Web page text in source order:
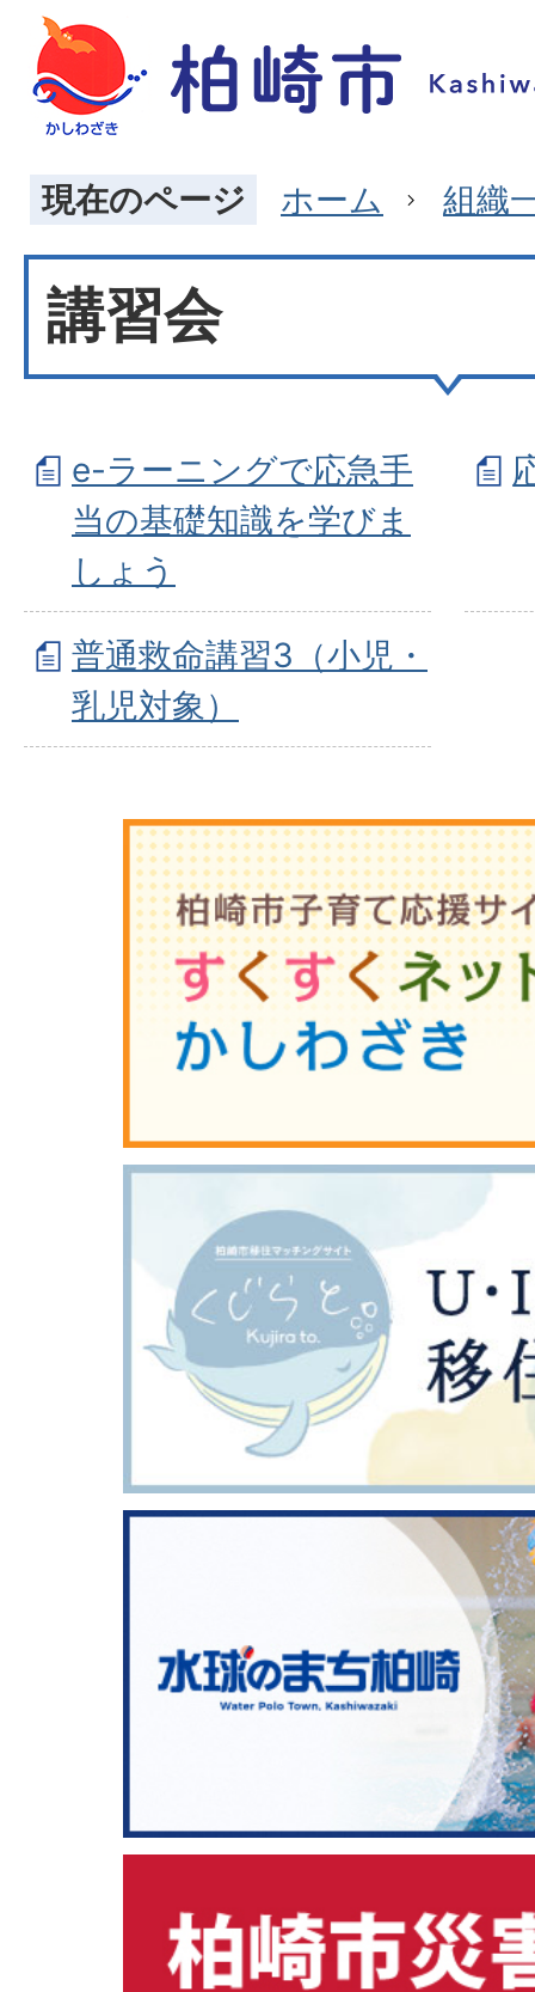
現在のページ ホーム 組織
講習会
e-ラーニングで応急手
当の基礎知識を学びま
しょう
普通救命講習3（小児・
乳児対象）